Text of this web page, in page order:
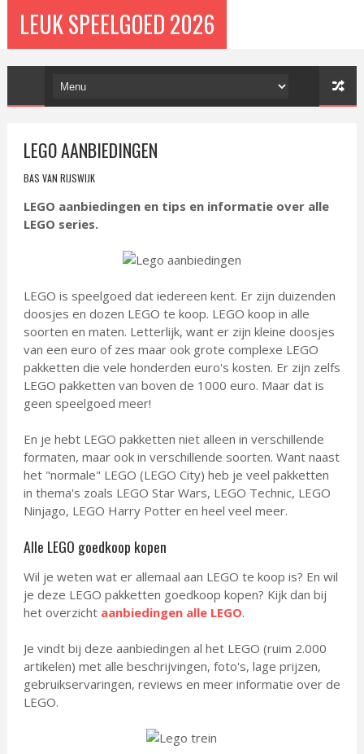
LEUK SPEELGOED 2026
LEGO AANBIEDINGEN
BAS VAN RIJSWIJK
LEGO aanbiedingen en tips en informatie over alle
LEGO series.
LEGO is speelgoed dat iedereen kent. Er zijn duizenden
doosjes en dozen LEGO te koop. LEGO koop in alle
soorten en maten. Letterlijk, want er zijn kleine doosjes
van een euro of zes maar ook grote complexe LEGO
pakketten die vele honderden euro's kosten. Er zijn zelfs
LEGO pakketten van boven de 1000 euro. Maar dat is
geen speelgoed meer!
En je hebt LEGO pakketten niet alleen in verschillende
formaten, maar ook in verschillende soorten. Want naast
het "normale" LEGO (LEGO City) heb je veel pakketten
in thema's zoals LEGO Star Wars, LEGO Technic, LEGO
Ninjago, LEGO Harry Potter en heel veel meer.
Alle LEGO goedkoop kopen
Wil je weten wat er allemaal aan LEGO te koop is? En wil
je deze LEGO pakketten goedkoop kopen? Kijk dan bij
het overzicht aanbiedingen alle LEGO.
Je vindt bij deze aanbiedingen al het LEGO (ruim 2.000
artikelen) met alle beschrijvingen, foto's, lage prijzen,
gebruikservaringen, reviews en meer informatie over de
LEGO.